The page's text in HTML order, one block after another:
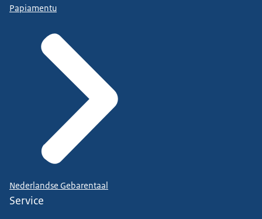
Papiamentu
Nederlandse Gebarentaal
Service